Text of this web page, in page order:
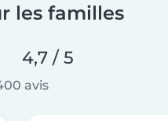
les familles
4,7 / 5
avis